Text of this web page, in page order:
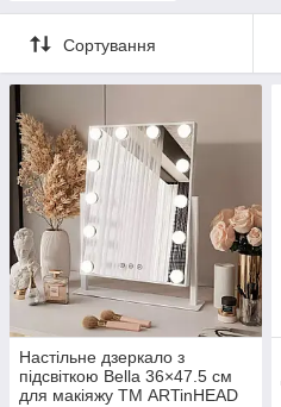
Сортування
Настільне дзеркало з
підсвіткою Bella 36×47.5 см
для макіяжу ТМ ARTinHEAD